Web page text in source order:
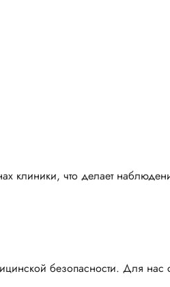
клиники, что делает
безопасности. Для нас